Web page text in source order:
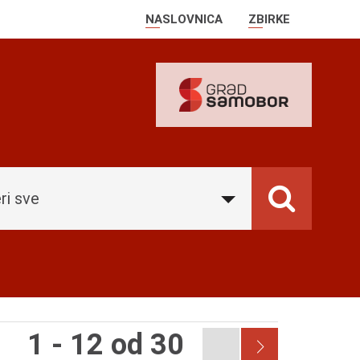
NASLOVNICA ZBIRKE
sve
1 - 12 od 30